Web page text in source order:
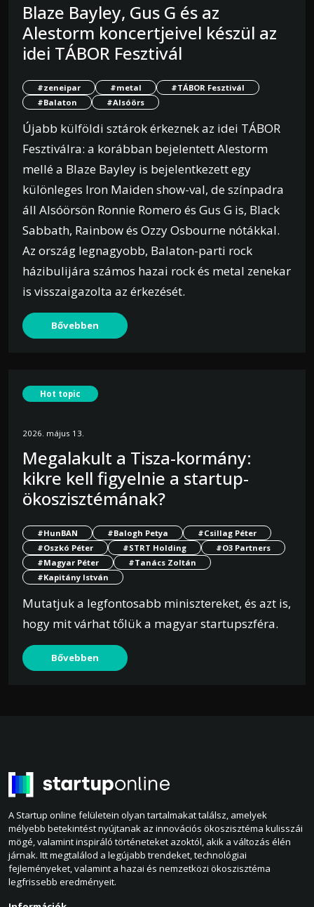
Blaze Bayley, Gus G és az
Alestorm koncertjeivel készül az
idei TÁBOR Fesztivál
#zeneipar #metal
#TÁBOR Fesztivál
#Balaton
#Alsóörs
Újabb külföldi sztárok érkeznek az idei TÁBOR
Fesztiválra: a korábban bejelentett Alestorm
mellé a Blaze Bayley is bejelentkezett egy
különleges Iron Maiden show-val, de színpadra
áll Alsóörsön Ronnie Romero és Gus G is, Black
Sabbath, Rainbow és Ozzy Osbourne nótákkal.
Az ország legnagyobb, Balaton-parti rock
házibulijára számos hazai rock és metal zenekar
is visszaigazolta az érkezését.
Bővebben
Hot topic
2026. május 13.
Megalakult a Tisza-kormány:
kikre kell figyelnie a startup-
ökoszisztémának?
#HunBAN #Balogh Petya
#Csillag Péter
#Oszkó Péter
#STRT Holding
#O3 Partners
#Magyar Péter
#Tanács Zoltán
#Kapitány István
Mutatjuk a legfontosabb minisztereket, és azt is,
hogy mit várhat tőlük a magyar startupszféra.
Bővebben
A Startup online felületein olyan tartalmakat találsz, amelyek
mélyebb betekintést nyújtanak az innovációs ökoszisztéma kulisszái
mögé, valamint inspiráló történeteket azoktól, akik a változás élén
járnak. Itt megtalálod a legújabb trendeket, technológiai
fejleményeket, valamint a hazai és nemzetközi ökoszisztéma
legfrissebb eredményeit.